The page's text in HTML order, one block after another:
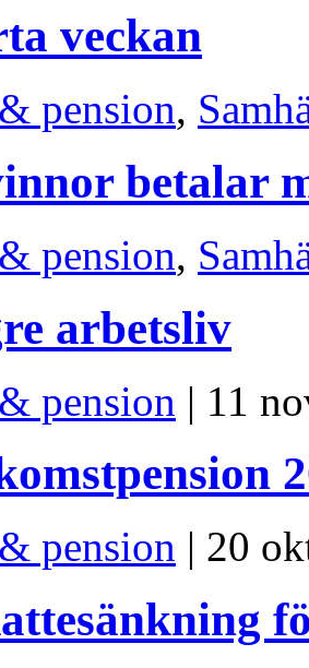
veckan
pension,
betalar
pension,
arbetsliv
pension | 11
pension | 20